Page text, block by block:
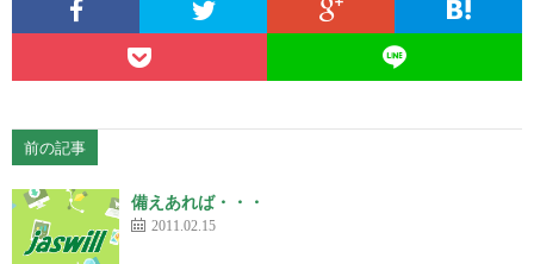
前の記事
備えあれば・・・
2011.02.15